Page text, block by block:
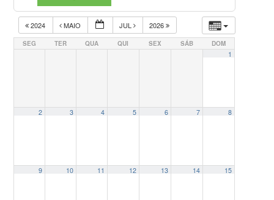
2024 MAIO JUL 2026
SEG TER QUA QUI SEX SÁB DOM
1
2 3 4 5 6 7 8
9 10 11 12 13 14 15